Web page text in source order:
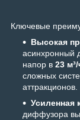
Ключевые
Высокая
асинхронный
напор в 23 м³/
сложных
аттракционов.
Усиленная
диффузора